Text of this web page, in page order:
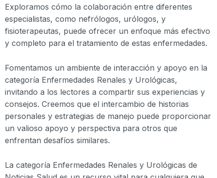
Exploramos cómo la colaboración entre diferentes
especialistas, como nefrólogos, urólogos, y
fisioterapeutas, puede ofrecer un enfoque más efectivo
y completo para el tratamiento de estas enfermedades.
Fomentamos un ambiente de interacción y apoyo en la
categoría Enfermedades Renales y Urológicas,
invitando a los lectores a compartir sus experiencias y
consejos. Creemos que el intercambio de historias
personales y estrategias de manejo puede proporcionar
un valioso apoyo y perspectiva para otros que
enfrentan desafíos similares.
La categoría Enfermedades Renales y Urológicas de